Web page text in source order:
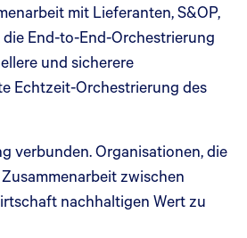
mit Lieferanten, S&OP,
End-to-End-Orchestrierung
und sicherere
Echtzeit-Orchestrierung des
verbunden. Organisationen, die
zwischen
nachhaltigen Wert zu